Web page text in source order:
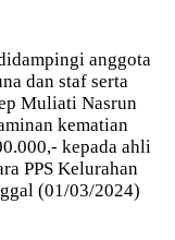
anggota
dan staf serta
Muliati Nasrun
kematian
kepada ahli
PPS Kelurahan
(01/03/2024)